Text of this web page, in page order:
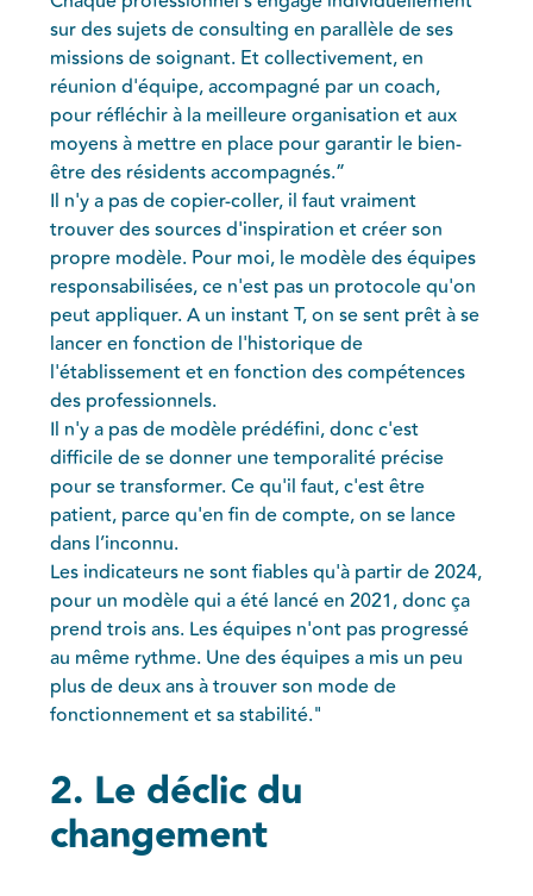
sur des sujets de consulting en parallèle de ses
missions de soignant. Et collectivement, en
réunion d'équipe, accompagné par un coach,
pour réfléchir à la meilleure organisation et aux
moyens à mettre en place pour garantir le bien-
être des résidents accompagnés.”
Il n'y a pas de copier-coller, il faut vraiment
trouver des sources d'inspiration et créer son
propre modèle. Pour moi, le modèle des équipes
responsabilisées, ce n'est pas un protocole qu'on
peut appliquer. A un instant T, on se sent prêt à se
lancer en fonction de l'historique de
l'établissement et en fonction des compétences
des professionnels.
Il n'y a pas de modèle prédéfini, donc c'est
difficile de se donner une temporalité précise
pour se transformer. Ce qu'il faut, c'est être
patient, parce qu'en fin de compte, on se lance
dans l’inconnu.
Les indicateurs ne sont fiables qu'à partir de 2024,
pour un modèle qui a été lancé en 2021, donc ça
prend trois ans. Les équipes n'ont pas progressé
au même rythme. Une des équipes a mis un peu
plus de deux ans à trouver son mode de
fonctionnement et sa stabilité."
2. Le déclic du
changement